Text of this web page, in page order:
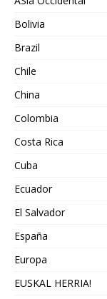
Bolivia
Brazil
Chile
China
Colombia
Costa Rica
Cuba
Ecuador
El Salvador
España
Europa
EUSKAL HERRIA!